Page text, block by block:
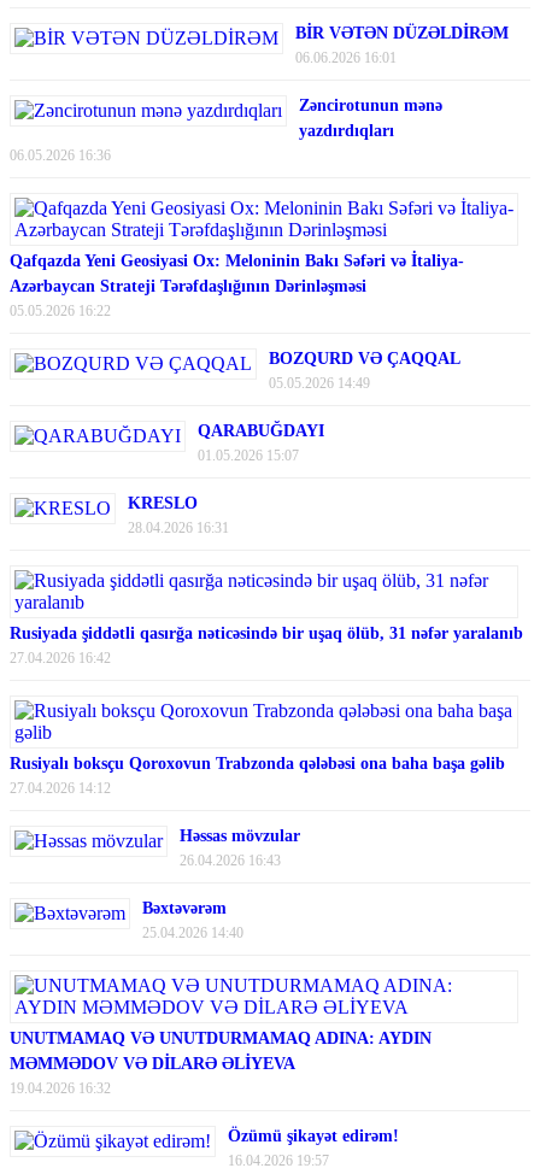
BİR VƏTƏN DÜZƏLDİRƏM
06.06.2026 16:01
Zəncirotunun mənə
yazdırdıqları
06.05.2026 16:36
Qafqazda Yeni Geosiyasi Ox: Meloninin Bakı Səfəri və İtaliya-
Azərbaycan Strateji Tərəfdaşlığının Dərinləşməsi
05.05.2026 16:22
BOZQURD VƏ ÇAQQAL
05.05.2026 14:49
QARABUĞDAYI
01.05.2026 15:07
KRESLO
28.04.2026 16:31
Rusiyada şiddətli qasırğa nəticəsində bir uşaq ölüb, 31 nəfər yaralanıb
27.04.2026 16:42
Rusiyalı boksçu Qoroxovun Trabzonda qələbəsi ona baha başa gəlib
27.04.2026 14:12
Həssas mövzular
26.04.2026 16:43
Bəxtəvərəm
25.04.2026 14:40
UNUTMAMAQ VƏ UNUTDURMAMAQ ADINA: AYDIN
MƏMMƏDOV VƏ DİLARƏ ƏLİYEVA
19.04.2026 16:32
Özümü şikayət edirəm!
16.04.2026 19:57